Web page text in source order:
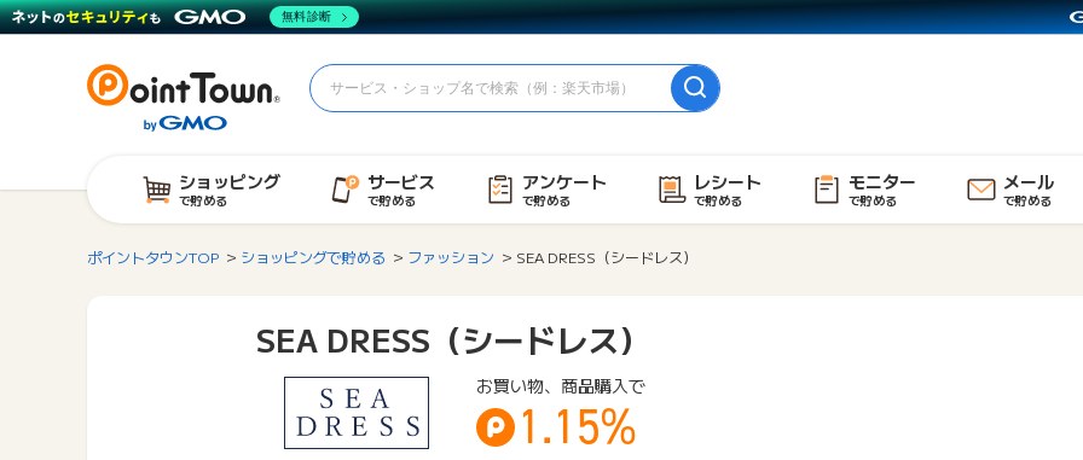
ショッピング
で貯める
サービス
で貯める
アンケート
で貯める
レシート
で貯める
モニター
で貯める
メール
で貯める
ポイントタウンTOP ショッピングで貯める ファッション SEA DRESS（シードレス）
SEA DRESS（シードレス）
お買い物、商品購入で
1.15%
無料診断